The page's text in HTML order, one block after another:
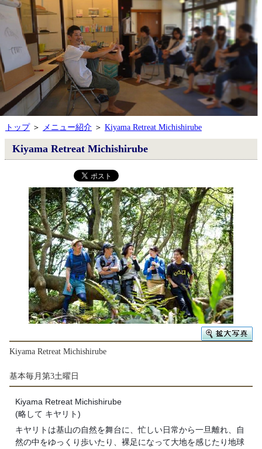
トップ＞ メニュー紹介＞ Kiyama Retreat Michishirube
Kiyama Retreat Michishirube
Kiyama Retreat Michishirube
基本毎月第3土曜日
Kiyama Retreat Michishirube
(略して キヤリト)
キヤリトは基山の自然を舞台に、忙しい日常から一旦離れ、自
然の中をゆっくり歩いたり、裸足になって大地を感じたり地球